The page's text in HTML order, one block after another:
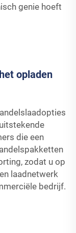
genie hoeft
opladen
die een
zodat u op
laadnetwerk
bedrijf.